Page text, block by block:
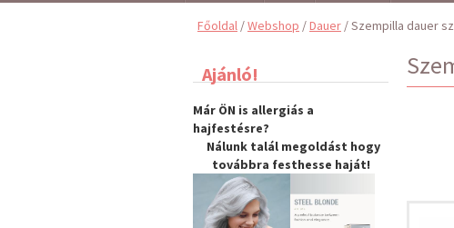
Főoldal /Webshop /Dauer / Szempilla dauer
Ajánló!
Már ÖN is allergiás a
hajfestésre?
Nálunk talál megoldást hogy
továbbra festhesse haját!